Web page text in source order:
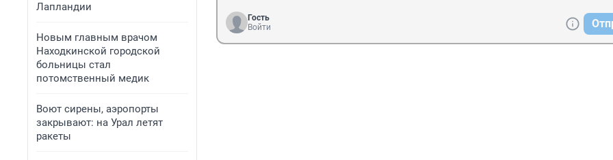
Лапландии
Новым главным врачом
Находкинской городской
больницы стал
потомственный медик
Воют сирены, аэропорты
закрывают: на Урал летят
ракеты
Гость
Войти